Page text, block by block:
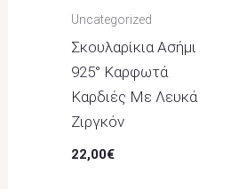
Uncategorized
Σκουλαρίκια Ασήμι
925° Καρφωτά
Καρδιές Με Λευκά
Ζιργκόν
22,00€